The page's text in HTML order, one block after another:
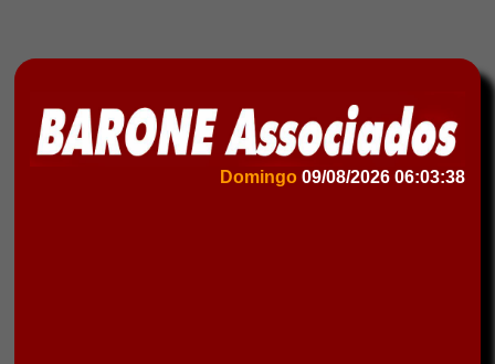
Domingo 09/08/2026 06:03:38